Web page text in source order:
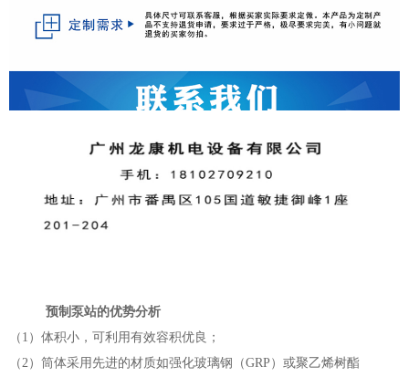
预制泵站的优势分析
（1）体积小，可利用有效容积优良；
（2）筒体采用先进的材质如强化玻璃钢（GRP）或聚乙烯树酯